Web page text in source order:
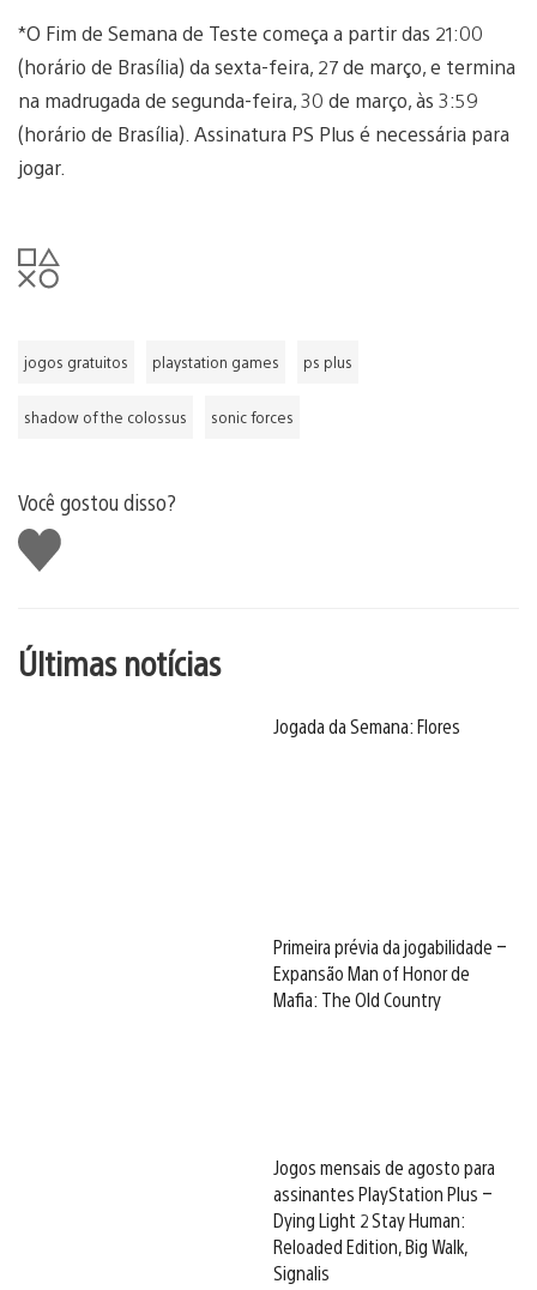
*O Fim de Semana de Teste começa a partir das 21:00
(horário de Brasília) da sexta-feira, 27 de março, e termina
na madrugada de segunda-feira, 30 de março, às 3:59
(horário de Brasília). Assinatura PS Plus é necessária para
jogar.
jogos gratuitos playstation games ps plus
shadow of the colossus sonic forces
Você gostou disso?
Curtir
Últimas notícias
Jogada da Semana: Flores
Primeira prévia da jogabilidade –
Expansão Man of Honor de
Mafia: The Old Country
Jogos mensais de agosto para
assinantes PlayStation Plus –
Dying Light 2 Stay Human:
Reloaded Edition, Big Walk,
Signalis